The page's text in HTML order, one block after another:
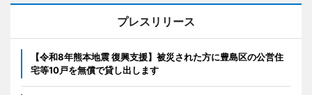
プレスリリース
【令和8年熊本地震 復興支援】被災された方に豊島区の公営住
宅等10戸を無償で貸し出します